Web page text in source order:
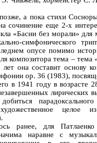
а пока стихи
сочинение еще 2-х
«Басни без морали»
симфонического
опусе помимо
композитора тема –
она составит основу
ор. 36 (1983),
в 1941 году в возрасте
лирических
целое
ранее, для
наравне с